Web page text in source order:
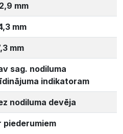
mm
mm
mm
sag. nodiluma
indikatoram
nodiluma devēja
piederumiem